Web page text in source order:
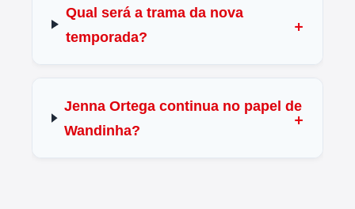
Qual será a trama da nova
temporada?
Jenna Ortega continua no papel de
Wandinha?